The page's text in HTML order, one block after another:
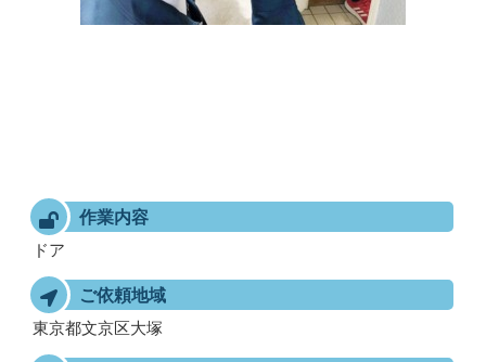
作業内容
ドア
ご依頼地域
東京都文京区大塚